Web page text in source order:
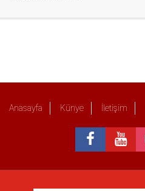
Anasayfa Künye İletişim